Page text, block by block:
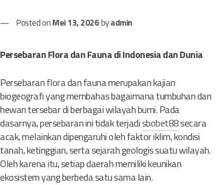
Posted onMei 13, 2026byadmin
Persebaran Flora dan Fauna di Indonesia dan Dunia
Persebaran flora dan fauna merupakan kajian
biogeografi yang membahas bagaimana tumbuhan dan
hewan tersebar di berbagai wilayah bumi. Pada
dasarnya, persebaran ini tidak terjadisbobet88secara
acak, melainkan dipengaruhi oleh faktor iklim, kondisi
tanah, ketinggian, serta sejarah geologis suatu wilayah.
Oleh karena itu, setiap daerah memiliki keunikan
ekosistem yang berbeda satu sama lain.